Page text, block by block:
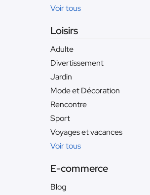
Voir tous
Loisirs
Adulte
Divertissement
Jardin
Mode et Décoration
Rencontre
Sport
Voyages et vacances
Voir tous
E-commerce
Blog